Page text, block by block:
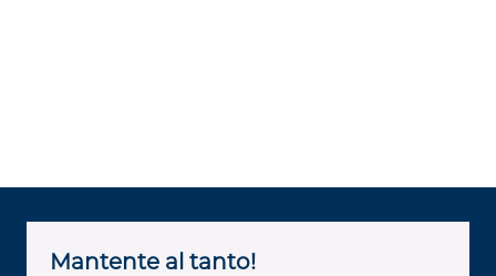
Mantente al tanto!